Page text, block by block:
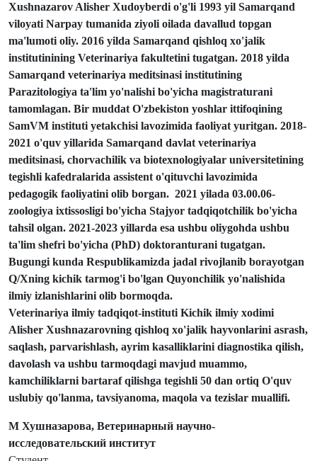
Xushnazarov Alisher Xudoyberdi o'g'li 1993 yil Samarqand
viloyati Narpay tumanida ziyoli oilada davallud topgan
ma'lumoti oliy. 2016 yilda Samarqand qishloq xo'jalik
institutinining Veterinariya fakultetini tugatgan. 2018 yilda
Samarqand veterinariya meditsinasi institutining
Parazitologiya ta'lim yo'nalishi bo'yicha magistraturani
tamomlagan. Bir muddat O'zbekiston yoshlar ittifoqining
SamVM instituti yetakchisi lavozimida faoliyat yuritgan. 2018-
2021 o'quv yillarida Samarqand davlat veterinariya
meditsinasi, chorvachilik va biotexnologiyalar universitetining
tegishli kafedralarida assistent o'qituvchi lavozimida
pedagogik faoliyatini olib borgan. 2021 yilada 03.00.06-
zoologiya ixtissosligi bo'yicha Stajyor tadqiqotchilik bo'yicha
tahsil olgan. 2021-2023 yillarda esa ushbu oliygohda ushbu
ta'lim shefri bo'yicha (PhD) doktoranturani tugatgan.
Bugungi kunda Respublikamizda jadal rivojlanib borayotgan
Q/Xning kichik tarmog'i bo'lgan Quyonchilik yo'nalishida
ilmiy izlanishlarini olib bormoqda.
Veterinariya ilmiy tadqiqot-instituti Kichik ilmiy xodimi
Alisher Xushnazarovning qishloq xo'jalik hayvonlarini asrash,
saqlash, parvarishlash, ayrim kasalliklarini diagnostika qilish,
davolash va ushbu tarmoqdagi mavjud muammo,
kamchiliklarni bartaraf qilishga tegishli 50 dan ortiq O'quv
uslubiy qo'lanma, tavsiyanoma, maqola va tezislar muallifi.
М Хушназарова, Ветеринарный научно-
исследовательский институт